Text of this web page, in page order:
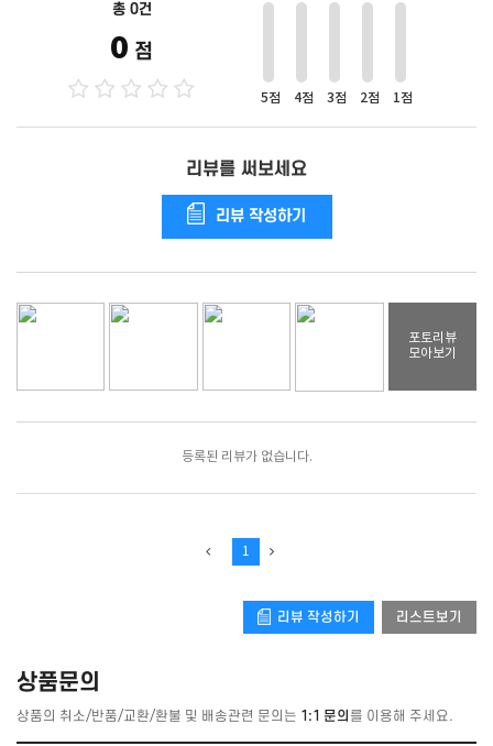
총 0건
0 점
5점 4점 3점 2점 1점
리뷰를 써보세요
리뷰 작성하기
포토리뷰
모아보기
등록된 리뷰가 없습니다.
1
리뷰 작성하기 리스트보기
상품문의
상품의 취소/반품/교환/환불 및 배송관련 문의는 1:1 문의 를 이용해 주세요.